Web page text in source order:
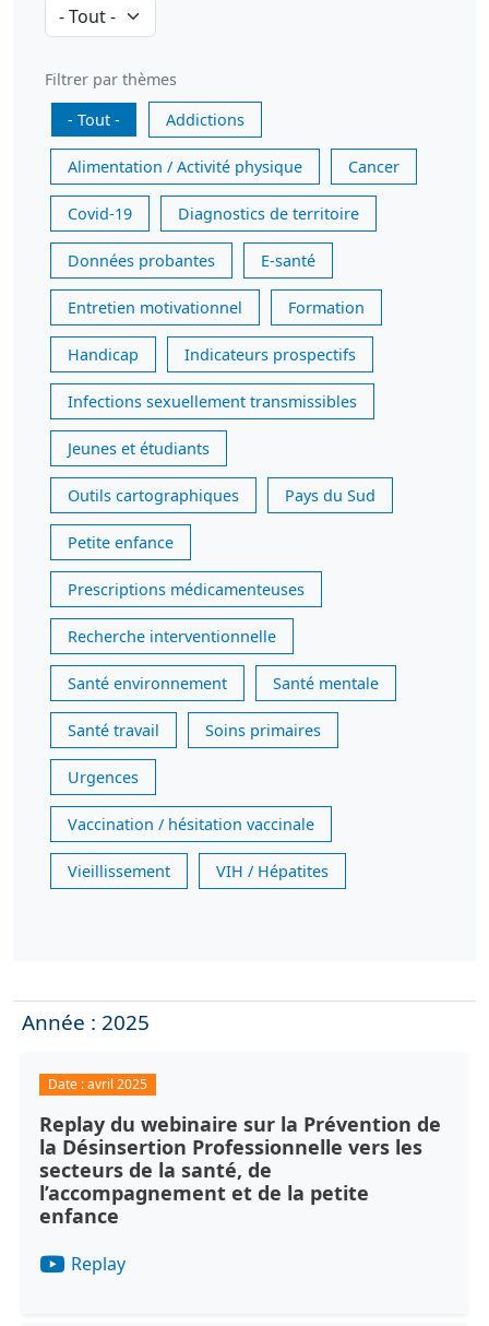
Filtrer par thèmes
- Tout -
Addictions
Alimentation / Activité physique Cancer
Covid-19 Diagnostics de territoire
Données probantes E-santé
Entretien motivationnel Formation
Handicap Indicateurs prospectifs
Infections sexuellement transmissibles
Jeunes et étudiants
Outils cartographiques Pays du Sud
Petite enfance
Prescriptions médicamenteuses
Recherche interventionnelle
Santé environnement Santé mentale
Santé travail Soins primaires
Urgences
Vaccination / hésitation vaccinale
Vieillissement VIH / Hépatites
Année : 2025
Date :avril 2025
Replay du webinaire sur la Prévention de
la Désinsertion Professionnelle vers les
secteurs de la santé, de
l’accompagnement et de la petite
enfance
Replay